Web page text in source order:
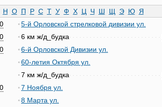
Н О П Р С Т У Ф Х Ц Ч Ш Щ Э Ю Я
5-й Орловской стрелковой дивизии ул.
6 км ж/д_будка
6-й Орловской Дивизии ул.
60-летия Октября ул.
7 км ж/д_будка
7 Ноября ул.
8 Марта ул.